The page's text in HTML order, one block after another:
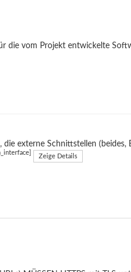
die vom Projekt entwickelte
externe Schnittstellen (beides,
Zeige Details